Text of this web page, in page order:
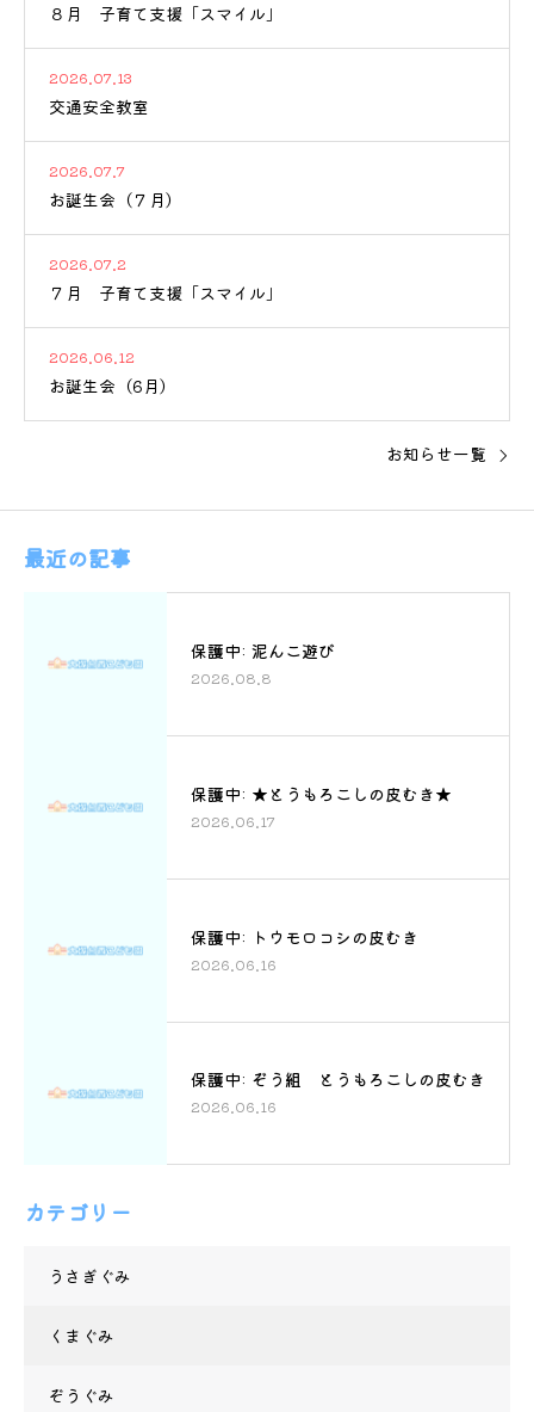
８月 子育て支援「スマイル」
2026.07.13
交通安全教室
2026.07.7
お誕生会（７月）
2026.07.2
７月 子育て支援「スマイル」
2026.06.12
お誕生会（6月）
お知らせ一覧
最近の記事
保護中: 泥んこ遊び
2026.08.8
保護中: ★とうもろこしの皮むき★
2026.06.17
保護中: トウモロコシの皮むき
2026.06.16
保護中: ぞう組 とうもろこしの皮むき
2026.06.16
カテゴリー
うさぎぐみ
くまぐみ
ぞうぐみ